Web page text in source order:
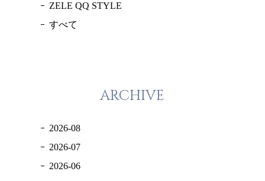
ZELE QQ STYLE
すべて
ARCHIVE
2026-08
2026-07
2026-06